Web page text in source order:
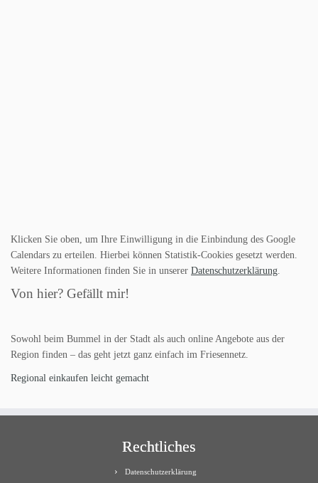
Klicken Sie oben, um Ihre Einwilligung in die Einbindung des Google
Calendars zu erteilen. Hierbei können Statistik-Cookies gesetzt werden.
Weitere Informationen finden Sie in unserer Datenschutzerklärung.
Von hier? Gefällt mir!
Sowohl beim Bummel in der Stadt als auch online Angebote aus der
Region finden – das geht jetzt ganz einfach im Friesennetz.
Regional einkaufen leicht gemacht
Rechtliches
Datenschutzerklärung